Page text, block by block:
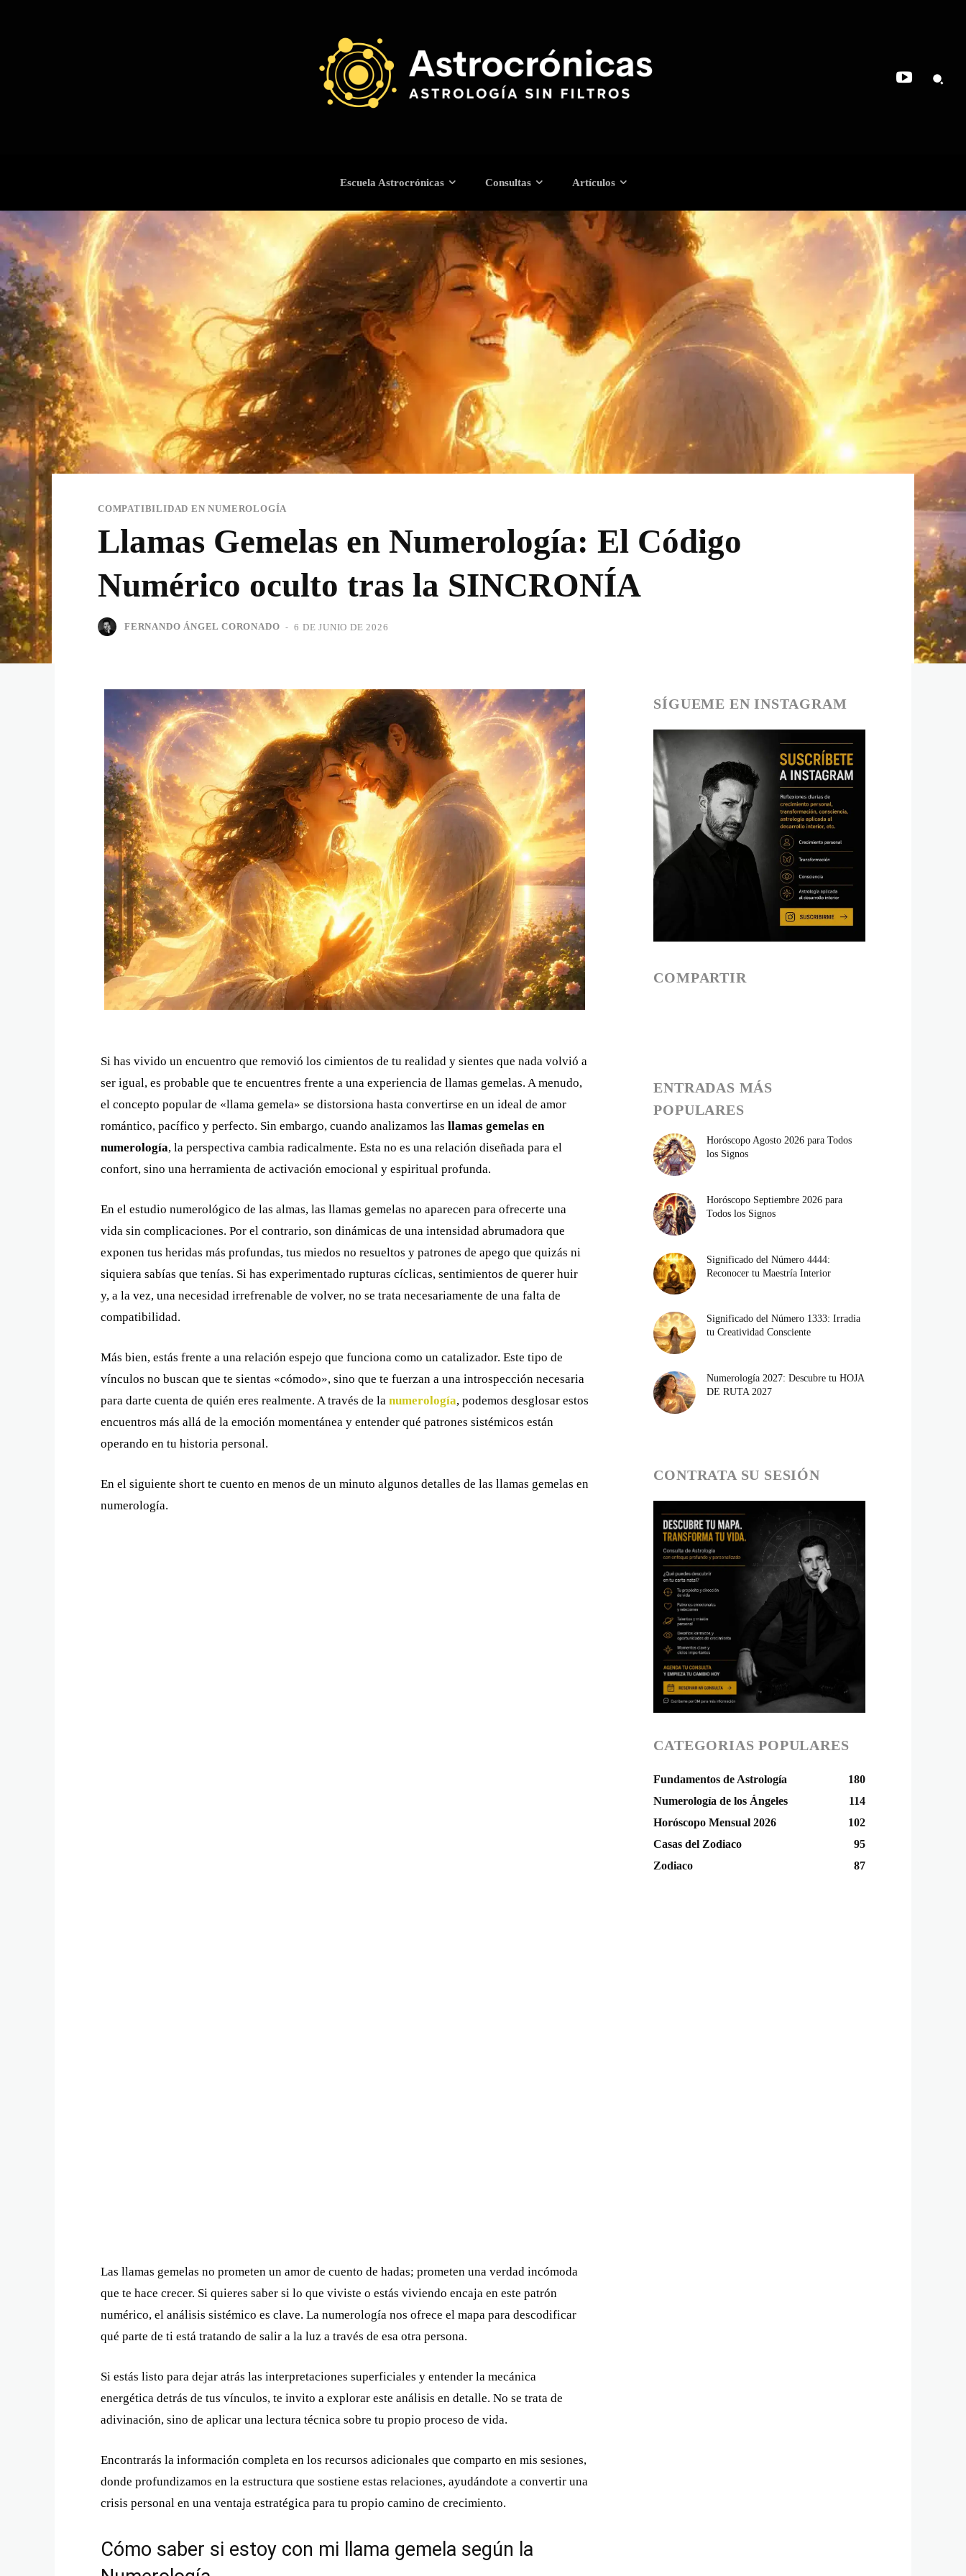
Escuela Astrocrónicas Consultas Artículos
COMPATIBILIDAD EN NUMEROLOGÍA
Llamas Gemelas en Numerología: El Código
Numérico oculto tras la SINCRONÍA
FERNANDO ÁNGEL CORONADO - 6 DE JUNIO DE 2026
Si has vivido un encuentro que removió los cimientos de tu realidad y sientes que nada volvió a
ser igual, es probable que te encuentres frente a una experiencia de llamas gemelas. A menudo,
el concepto popular de «llama gemela» se distorsiona hasta convertirse en un ideal de amor
romántico, pacífico y perfecto. Sin embargo, cuando analizamos las llamas gemelas en
numerología, la perspectiva cambia radicalmente. Esta no es una relación diseñada para el
confort, sino una herramienta de activación emocional y espiritual profunda.
En el estudio numerológico de las almas, las llamas gemelas no aparecen para ofrecerte una
vida sin complicaciones. Por el contrario, son dinámicas de una intensidad abrumadora que
exponen tus heridas más profundas, tus miedos no resueltos y patrones de apego que quizás ni
siquiera sabías que tenías. Si has experimentado rupturas cíclicas, sentimientos de querer huir
y, a la vez, una necesidad irrefrenable de volver, no se trata necesariamente de una falta de
compatibilidad.
Más bien, estás frente a una relación espejo que funciona como un catalizador. Este tipo de
vínculos no buscan que te sientas «cómodo», sino que te fuerzan a una introspección necesaria
para darte cuenta de quién eres realmente. A través de la numerología, podemos desglosar estos
encuentros más allá de la emoción momentánea y entender qué patrones sistémicos están
operando en tu historia personal.
En el siguiente short te cuento en menos de un minuto algunos detalles de las llamas gemelas en
numerología.
Las llamas gemelas no prometen un amor de cuento de hadas; prometen una verdad incómoda
que te hace crecer. Si quieres saber si lo que viviste o estás viviendo encaja en este patrón
numérico, el análisis sistémico es clave. La numerología nos ofrece el mapa para descodificar
qué parte de ti está tratando de salir a la luz a través de esa otra persona.
Si estás listo para dejar atrás las interpretaciones superficiales y entender la mecánica
energética detrás de tus vínculos, te invito a explorar este análisis en detalle. No se trata de
adivinación, sino de aplicar una lectura técnica sobre tu propio proceso de vida.
Encontrarás la información completa en los recursos adicionales que comparto en mis sesiones,
donde profundizamos en la estructura que sostiene estas relaciones, ayudándote a convertir una
crisis personal en una ventaja estratégica para tu propio camino de crecimiento.
Cómo saber si estoy con mi llama gemela según la
SÍGUEME EN INSTAGRAM
COMPARTIR
ENTRADAS MÁS
POPULARES
Horóscopo Agosto 2026 para Todos
los Signos
Horóscopo Septiembre 2026 para
Todos los Signos
Significado del Número 4444:
Reconocer tu Maestría Interior
Significado del Número 1333: Irradia
tu Creatividad Consciente
Numerología 2027: Descubre tu HOJA
DE RUTA 2027
CONTRATA SU SESIÓN
CATEGORIAS POPULARES
Fundamentos de Astrología
180
Numerología de los Ángeles
114
Horóscopo Mensual 2026
102
Casas del Zodiaco
95
Zodiaco
87